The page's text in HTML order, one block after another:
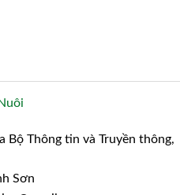
Bộ Thông tin và Truyền thông,
Sơn